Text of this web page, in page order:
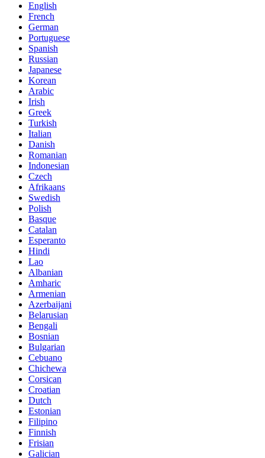
English
French
German
Portuguese
Spanish
Russian
Japanese
Korean
Arabic
Irish
Greek
Turkish
Italian
Danish
Romanian
Indonesian
Czech
Afrikaans
Swedish
Polish
Basque
Catalan
Esperanto
Hindi
Lao
Albanian
Amharic
Armenian
Azerbaijani
Belarusian
Bengali
Bosnian
Bulgarian
Cebuano
Chichewa
Corsican
Croatian
Dutch
Estonian
Filipino
Finnish
Frisian
Galician